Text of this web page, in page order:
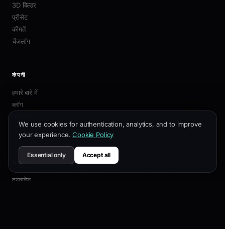
3D बिल्डर
प्रीसेट
कीमतें
चेंजलॉग
कंपनी
हमारे बारे में
ब्लॉग
संपर्क
संसाधन
दस्तावेज़
We use cookies for authentication, analytics, and to improve
your experience. Cookie Policy
Essential only Accept all